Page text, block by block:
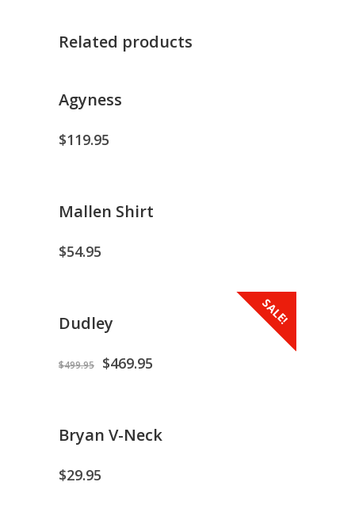
Related products
Agyness
$119.95
Mallen Shirt
$54.95
SALE!
Dudley
$499.95 $469.95
Bryan V-Neck
$29.95